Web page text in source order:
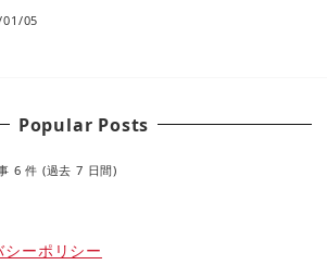
01/05
Popular Posts
6 件 (過去 7 日間)
ーポリシー